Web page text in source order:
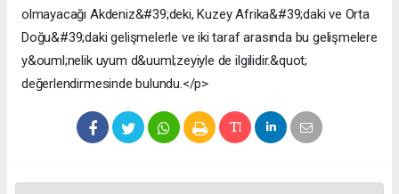
olmayacağı Akdeniz&#39;deki, Kuzey Afrika&#39;daki ve Orta
Doğu&#39;daki gelişmelerle ve iki taraf arasında bu gelişmelere
y&ouml;nelik uyum d&uuml;zeyiyle de ilgilidir.&quot;
değerlendirmesinde bulundu.</p>